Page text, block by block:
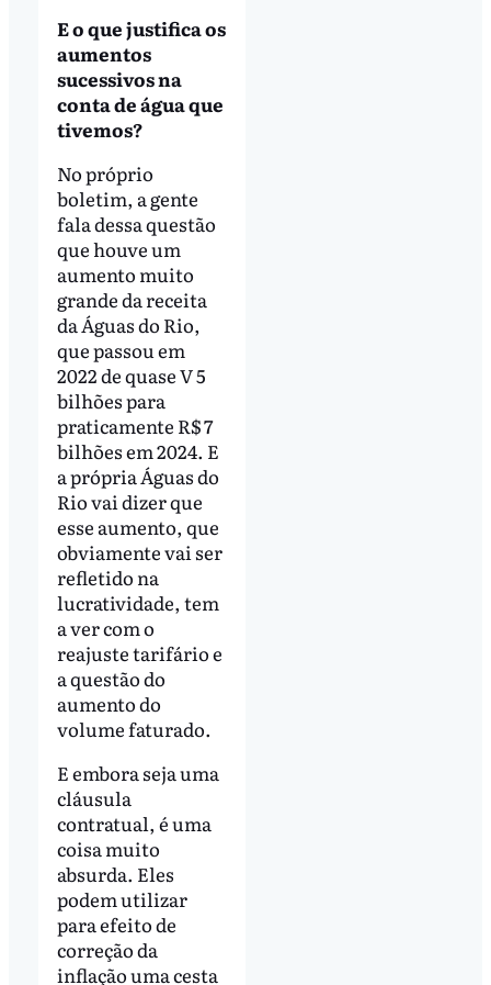
E o que justifica os
aumentos
sucessivos na
conta de água que
tivemos?
No próprio
boletim, a gente
fala dessa questão
que houve um
aumento muito
grande da receita
da Águas do Rio,
que passou em
2022 de quase V 5
bilhões para
praticamente R$ 7
bilhões em 2024. E
a própria Águas do
Rio vai dizer que
esse aumento, que
obviamente vai ser
refletido na
lucratividade, tem
a ver com o
reajuste tarifário e
a questão do
aumento do
volume faturado.
E embora seja uma
cláusula
contratual, é uma
coisa muito
absurda. Eles
podem utilizar
para efeito de
correção da
inflação uma cesta